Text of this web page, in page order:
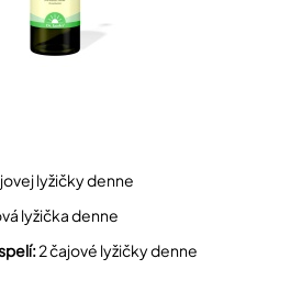
lyžičky denne
lyžička denne
2 čajové lyžičky denne​